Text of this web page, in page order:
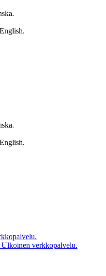
Ulkoinen verkkopalvelu.